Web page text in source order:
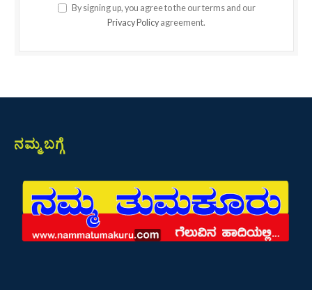
By signing up, you agree to the our terms and our
Privacy Policy agreement.
ನಮ್ಮ ಬಗ್ಗೆ